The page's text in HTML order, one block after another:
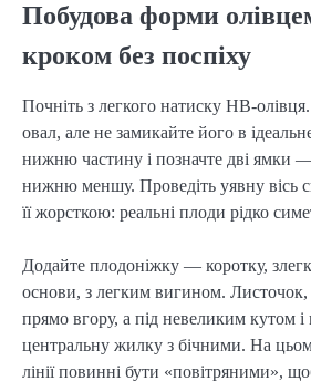
Побудова форми
кроком без поспіху
Почніть з легкого натиску HB-
овал, але не замикайте його в
нижню частину і позначте дві ямки
нижню меншу. Проведіть уявну вісь
її жорсткою: реальні плоди рідко
Додайте плодоніжку — коротку,
основи, з легким вигином. Листочок,
прямо вгору, а під невеликим кутом і
центральну жилку з бічними. На
лінії повинні бути «повітряними»,